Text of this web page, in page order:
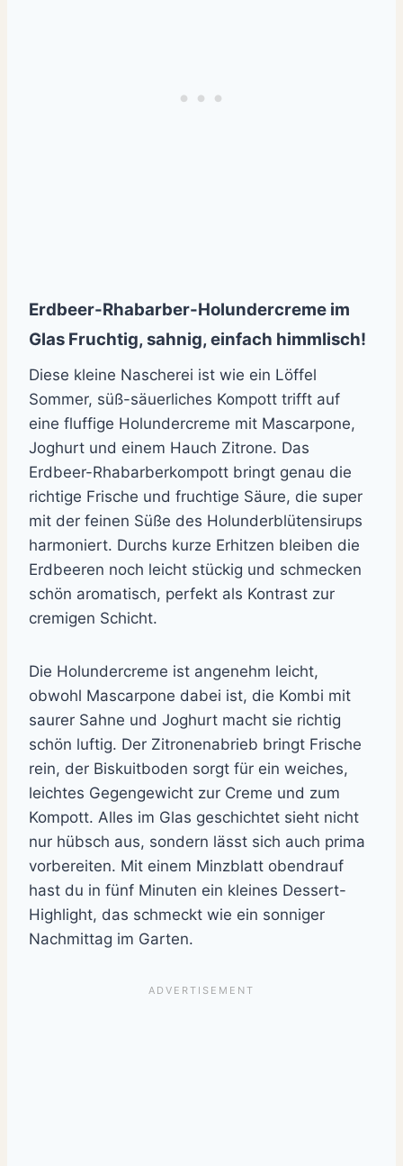
Erdbeer-Rhabarber-Holundercreme im
Glas Fruchtig, sahnig, einfach himmlisch!
Diese kleine Nascherei ist wie ein Löffel
Sommer, süß-säuerliches Kompott trifft auf
eine fluffige Holundercreme mit Mascarpone,
Joghurt und einem Hauch Zitrone. Das
Erdbeer-Rhabarberkompott bringt genau die
richtige Frische und fruchtige Säure, die super
mit der feinen Süße des Holunderblütensirups
harmoniert. Durchs kurze Erhitzen bleiben die
Erdbeeren noch leicht stückig und schmecken
schön aromatisch, perfekt als Kontrast zur
cremigen Schicht.
Die Holundercreme ist angenehm leicht,
obwohl Mascarpone dabei ist, die Kombi mit
saurer Sahne und Joghurt macht sie richtig
schön luftig. Der Zitronenabrieb bringt Frische
rein, der Biskuitboden sorgt für ein weiches,
leichtes Gegengewicht zur Creme und zum
Kompott. Alles im Glas geschichtet sieht nicht
nur hübsch aus, sondern lässt sich auch prima
vorbereiten. Mit einem Minzblatt obendrauf
hast du in fünf Minuten ein kleines Dessert-
Highlight, das schmeckt wie ein sonniger
Nachmittag im Garten.